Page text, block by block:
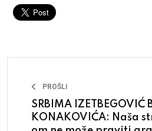
PROŠLI
SRBIMA IZETBEGOVIĆ
KONAKOVIĆA: Naša